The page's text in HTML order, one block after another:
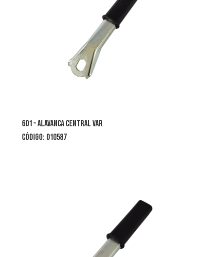
601 – ALAVANCA CENTRAL VAR
CÓDIGO: 010587